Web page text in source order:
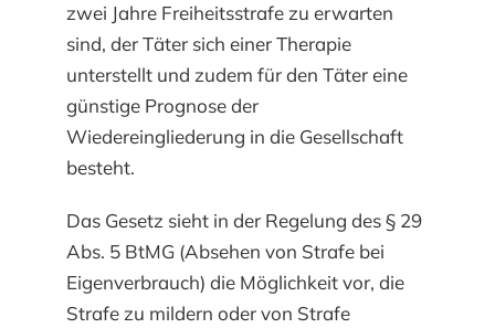
zwei Jahre Freiheitsstrafe zu erwarten
sind, der Täter sich einer Therapie
unterstellt und zudem für den Täter eine
günstige Prognose der
Wiedereingliederung in die Gesellschaft
besteht.
Das Gesetz sieht in der Regelung des § 29
Abs. 5 BtMG (Absehen von Strafe bei
Eigenverbrauch) die Möglichkeit vor, die
Strafe zu mildern oder von Strafe